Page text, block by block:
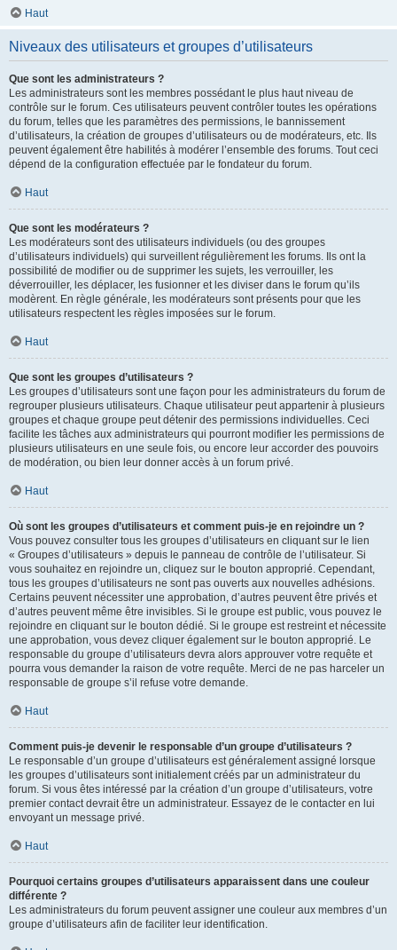
Haut
Niveaux des utilisateurs et groupes d’utilisateurs
Que sont les administrateurs ?
Les administrateurs sont les membres possédant le plus haut niveau de
contrôle sur le forum. Ces utilisateurs peuvent contrôler toutes les opérations
du forum, telles que les paramètres des permissions, le bannissement
d’utilisateurs, la création de groupes d’utilisateurs ou de modérateurs, etc. Ils
peuvent également être habilités à modérer l’ensemble des forums. Tout ceci
dépend de la configuration effectuée par le fondateur du forum.
Haut
Que sont les modérateurs ?
Les modérateurs sont des utilisateurs individuels (ou des groupes
d’utilisateurs individuels) qui surveillent régulièrement les forums. Ils ont la
possibilité de modifier ou de supprimer les sujets, les verrouiller, les
déverrouiller, les déplacer, les fusionner et les diviser dans le forum qu’ils
modèrent. En règle générale, les modérateurs sont présents pour que les
utilisateurs respectent les règles imposées sur le forum.
Haut
Que sont les groupes d’utilisateurs ?
Les groupes d’utilisateurs sont une façon pour les administrateurs du forum de
regrouper plusieurs utilisateurs. Chaque utilisateur peut appartenir à plusieurs
groupes et chaque groupe peut détenir des permissions individuelles. Ceci
facilite les tâches aux administrateurs qui pourront modifier les permissions de
plusieurs utilisateurs en une seule fois, ou encore leur accorder des pouvoirs
de modération, ou bien leur donner accès à un forum privé.
Haut
Où sont les groupes d’utilisateurs et comment puis-je en rejoindre un ?
Vous pouvez consulter tous les groupes d’utilisateurs en cliquant sur le lien
« Groupes d’utilisateurs » depuis le panneau de contrôle de l’utilisateur. Si
vous souhaitez en rejoindre un, cliquez sur le bouton approprié. Cependant,
tous les groupes d’utilisateurs ne sont pas ouverts aux nouvelles adhésions.
Certains peuvent nécessiter une approbation, d’autres peuvent être privés et
d’autres peuvent même être invisibles. Si le groupe est public, vous pouvez le
rejoindre en cliquant sur le bouton dédié. Si le groupe est restreint et nécessite
une approbation, vous devez cliquer également sur le bouton approprié. Le
responsable du groupe d’utilisateurs devra alors approuver votre requête et
pourra vous demander la raison de votre requête. Merci de ne pas harceler un
responsable de groupe s’il refuse votre demande.
Haut
Comment puis-je devenir le responsable d’un groupe d’utilisateurs ?
Le responsable d’un groupe d’utilisateurs est généralement assigné lorsque
les groupes d’utilisateurs sont initialement créés par un administrateur du
forum. Si vous êtes intéressé par la création d’un groupe d’utilisateurs, votre
premier contact devrait être un administrateur. Essayez de le contacter en lui
envoyant un message privé.
Haut
Pourquoi certains groupes d’utilisateurs apparaissent dans une couleur
différente ?
Les administrateurs du forum peuvent assigner une couleur aux membres d’un
groupe d’utilisateurs afin de faciliter leur identification.